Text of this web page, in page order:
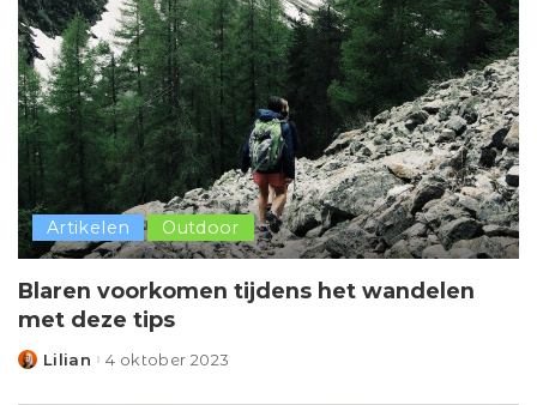
Artikelen Outdoor
Blaren voorkomen tijdens het wandelen
met deze tips
Posted
Lilian 4 oktober 2023